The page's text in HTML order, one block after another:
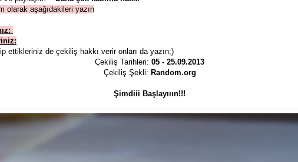
olarak aşağıdakileri yazın
ettikleriniz de çekiliş hakkı verir onları da yazın;)
Çekiliş Tarihleri: 05 - 25.09.2013
Çekiliş Şekli: Random.org
Şimdiii Başlayııın!!!